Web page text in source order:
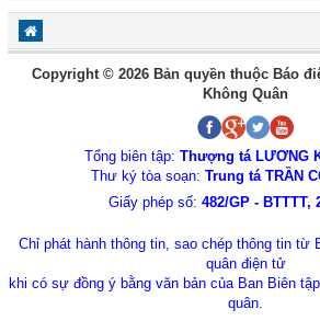
Copyright © 2026 Bản quyền thuộc Báo
Không Quân
Tổng biên tập: Thượng tá LƯƠNG
Thư ký tòa soạn: Trung tá TRẦN
Giấy phép số: 482/GP - BTTTT,
Chỉ phát hành thông tin, sao chép thông tin từ
quân điện tử
khi có sự đồng ý bằng văn bản của Ban Biên
quân.